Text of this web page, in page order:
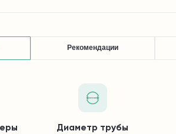
Рекомендации
Диаметр трубы